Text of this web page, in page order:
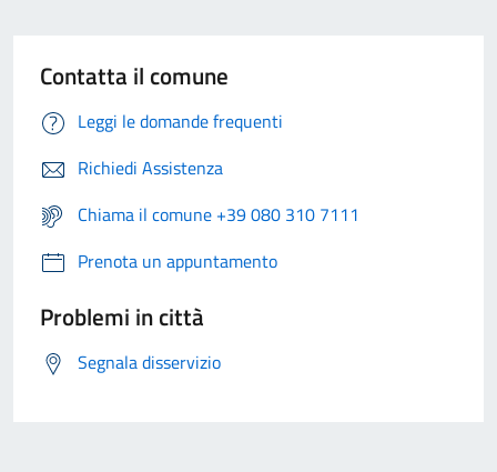
Contatta il comune
Leggi le domande frequenti
Richiedi Assistenza
Chiama il comune +39 080 310 7111
Prenota un appuntamento
Problemi in città
Segnala disservizio